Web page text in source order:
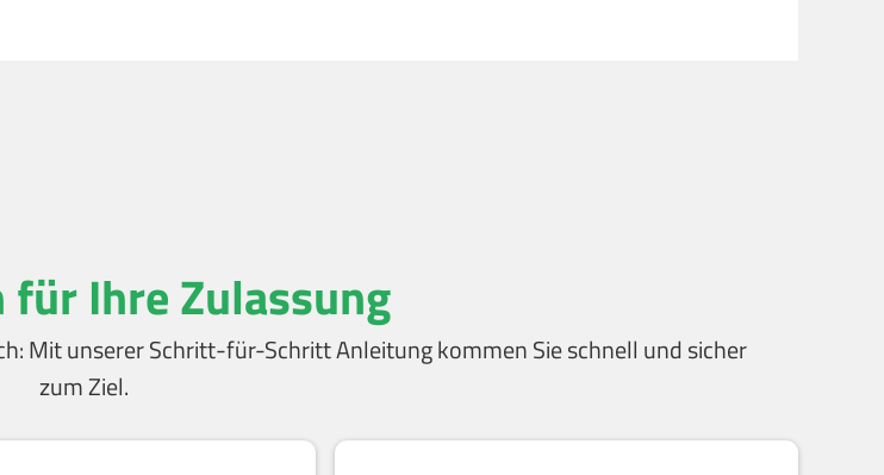
Ihre Zulassung
Mit unserer Schritt-für-Schritt Anleitung kommen Sie schnell und sicher
zum Ziel.